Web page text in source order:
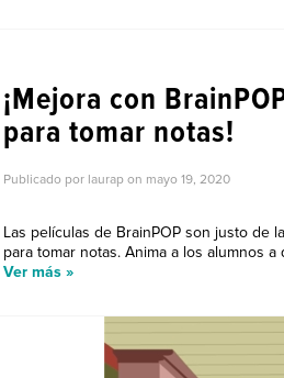
¡Mejora con
para tomar notas!
Publicado por laurap on mayo 19, 2020
Las películas de BrainPOP son justo de
para tomar notas. Anima a los alumnos
Ver más »